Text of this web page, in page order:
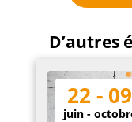
D’autres
22 - 09
juin -